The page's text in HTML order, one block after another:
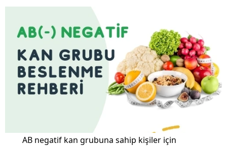
AB negatif kan grubuna sahip kişiler için